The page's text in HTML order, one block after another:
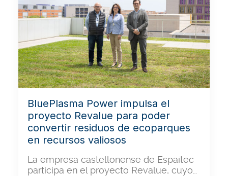
BluePlasma Power impulsa el
proyecto Revalue para poder
convertir residuos de ecoparques
en recursos valiosos
La empresa castellonense de Espaitec
participa en el proyecto Revalue, cuyo…